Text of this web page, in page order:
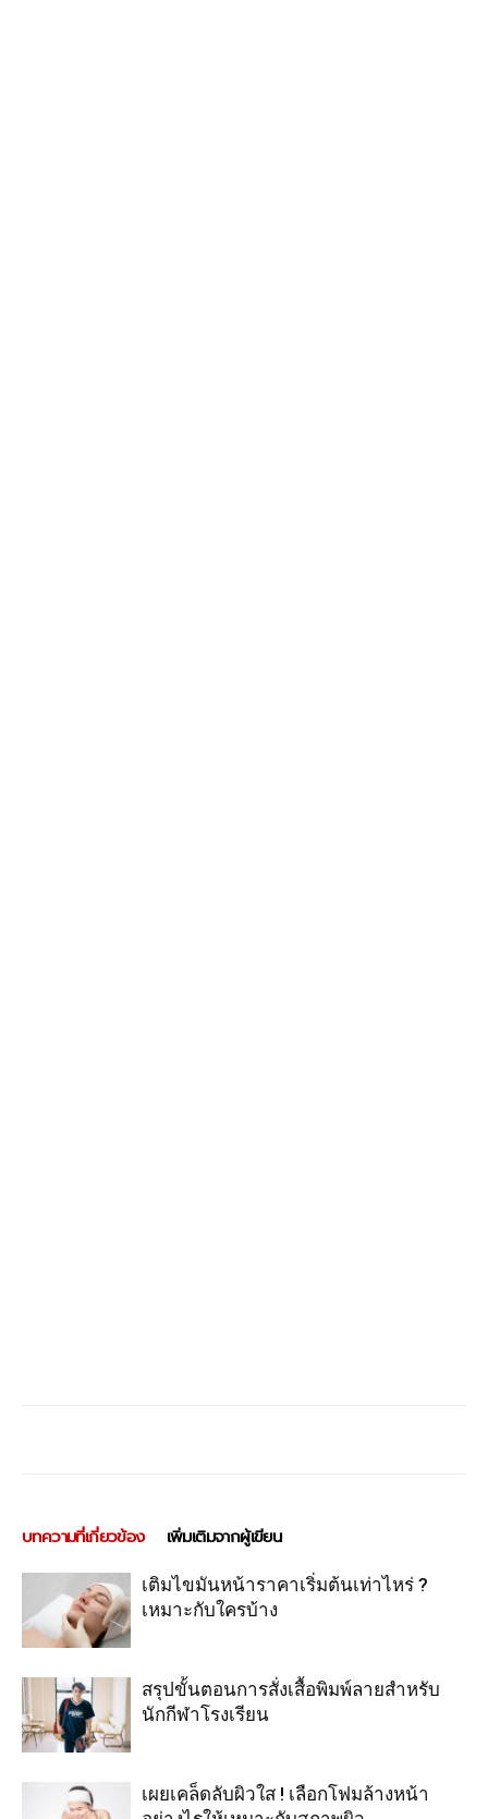
บทความที่เกี่ยวข้อง เพิ่มเติมจากผู้เขียน
เติมไขมันหน้าราคาเริ่มต้นเท่าไหร่ ?
เหมาะกับใครบ้าง
สรุปขั้นตอนการสั่งเสื้อพิมพ์ลายสำหรับ
นักกีฬาโรงเรียน
เผยเคล็ดลับผิวใส ! เลือกโฟมล้างหน้า